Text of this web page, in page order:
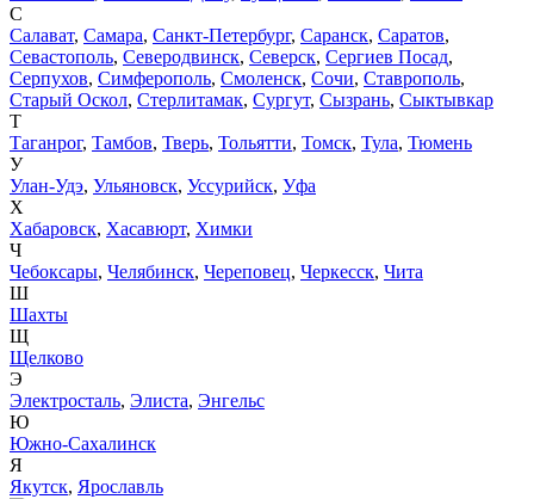
С
Салават, Самара, Санкт-Петербург, Саранск, Саратов,
Севастополь, Северодвинск, Северск, Сергиев Посад,
Серпухов, Симферополь, Смоленск, Сочи, Ставрополь,
Старый Оскол, Стерлитамак, Сургут, Сызрань, Сыктывкар
Т
Таганрог, Тамбов, Тверь, Тольятти, Томск, Тула, Тюмень
У
Улан-Удэ, Ульяновск, Уссурийск, Уфа
Х
Хабаровск, Хасавюрт, Химки
Ч
Чебоксары, Челябинск, Череповец, Черкесск, Чита
Ш
Шахты
Щ
Щелково
Э
Электросталь, Элиста, Энгельс
Ю
Южно-Сахалинск
Я
Якутск, Ярославль